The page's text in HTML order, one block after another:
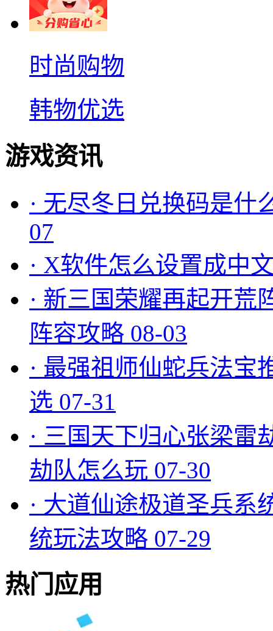
时尚购物
韩物优选
游戏资讯
· 无尽冬日兑换码是什
07
· X软件怎么设置成中
· 新三国荣耀再起开荒
阵容攻略 08-03
· 最强祖师仙蛇兵法宝
选 07-31
· 三国天下归心张梁雷
劫队怎么玩 07-30
· 大道仙途极道圣兵系
统玩法攻略 07-29
热门应用